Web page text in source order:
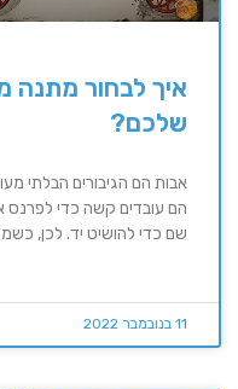
איך לבחור מתנה
שלכם?
אבות הם הגיבורים הבלתי
הם עובדים קשה כדי לפרנס
שם כדי להושיט יד. לכן,
11 בנובמבר 2022